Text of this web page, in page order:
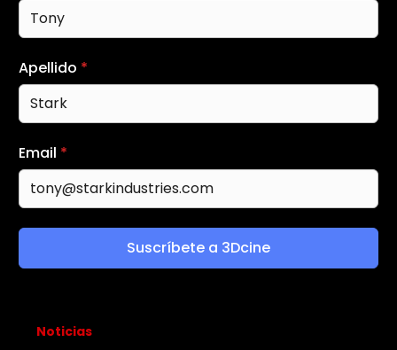
Apellido *
Email *
Suscríbete a 3Dcine
Noticias